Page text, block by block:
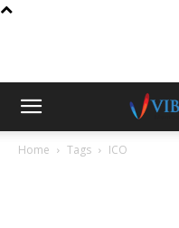
Home Tags ICO